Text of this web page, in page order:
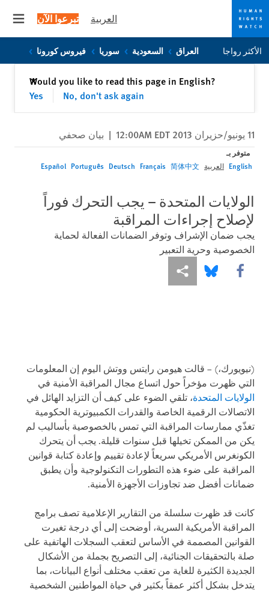
Skip
to
Skip
to
العربية تبرعوا الآن
الأكثر رواجا العراق السعودية سوريا فيروس كورونا
Would you like to read this page in English?
Yes
No, don't ask again
✕إغلاق
11 يونيو/حزيران 2013 12:00AM EDT | بيان صحفي
متوفر بـ
English العربية 简体中文
Français
Deutsch
Português
Español
الولايات المتحدة – يجب التحرك فوراً
لإصلاح إجراءات المراقبة
يجب ضمان الإشراف وتوفر الضمانات الفعالة لحماية
الخصوصية وحرية التعبير
Share this via Facebook
Share this via Bluesky
Share this via مشاركة
(نيويورك،) – قالت هيومن رايتس ووتش اليوم إن المعلومات
التي ظهرت مؤخراً حول اتساع مجال المراقبة الأمنية في
الولايات المتحدة، تلقي الضوء على كيف أن التزايد الهائل في
الاتصالات الرقمية الخاصة والقدرات الكمبيوترية الحكومية
تغذّي ممارسات المراقبة التي تمس بالخصوصية بأساليب لم
يكن من الممكن تخيلها قبل سنوات قليلة. يجب أن يتحرك
الكونغرس الأمريكي سريعاً لإعادة تقييم وإعادة كتابة قوانين
المراقبة على ضوء هذه التطورات التكنولوجية وأن يطبق
ضمانات أفضل ضد تجاوزات الأجهزة الأمنية.
كانت قد ظهرت سلسلة من التقارير الإعلامية تصف برامج
المراقبة الأمريكية السرية، أوضحت إلى أي درجة تغيرت
القوانين المصممة في الأساس لتعقب السجلات الهاتفية على
صلة بالتحقيقات الجنائية، إلى التصريح بجملة من الأشكال
الجديدة الكثيرة للغاية من تعقب مختلف أنواع البيانات، بما
يتدخل بشكل أكثر عمقاً بكثير في حياة المواطنين الشخصية